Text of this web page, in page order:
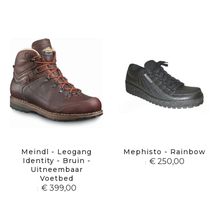
Meindl - Leogang
Identity - Bruin -
Uitneembaar
Voetbed
€ 399,00
Mephisto - Rainbow
€ 250,00